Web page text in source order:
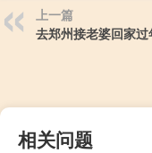
上一篇
去郑州接老婆回家
相关问题